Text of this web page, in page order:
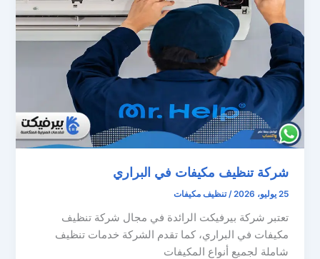
شركة تنظيف مكيفات في البراري
25 يوليو، 2026 /تنظيف مكيفات
تعتبر شركة بيرفيكت الرائدة في مجال شركة تنظيف
مكيفات في البراري، كما تقدم الشركة خدمات تنظيف
شاملة لجميع أنواع المكيفات